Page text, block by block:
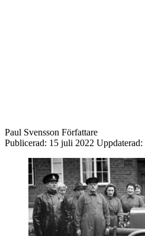
Paul Svensson Författare
Publicerad: 15 juli 2022 Uppdaterad: